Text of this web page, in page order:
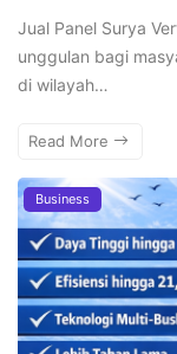
Jual Panel Surya
unggulan bagi
di wilayah…
Read More
Business